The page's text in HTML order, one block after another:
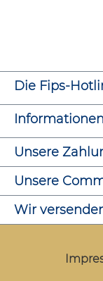
Die Fips-
Informationen
Unsere
Unsere
Wir